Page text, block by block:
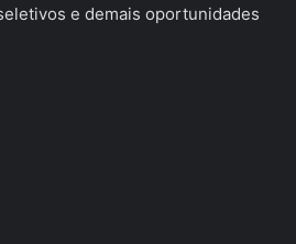
e demais oportunidades